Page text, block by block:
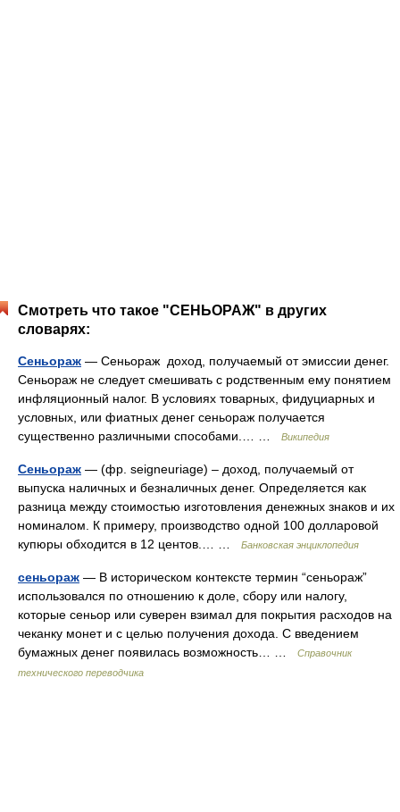
Смотреть что такое "СЕНЬОРАЖ" в других
словарях:
Сеньораж — Сеньораж доход, получаемый от эмиссии денег.
Сеньораж не следует смешивать с родственным ему понятием
инфляционный налог. В условиях товарных, фидуциарных и
условных, или фиатных денег сеньораж получается
существенно различными способами.… …
Википедия
Сеньораж — (фр. seigneuriage) – доход, получаемый от
выпуска наличных и безналичных денег. Определяется как
разница между стоимостью изготовления денежных знаков и их
номиналом. К примеру, производство одной 100 долларовой
купюры обходится в 12 центов.… …
Банковская энциклопедия
сеньораж — В историческом контексте термин “сеньораж”
использовался по отношению к доле, сбору или налогу,
которые сеньор или суверен взимал для покрытия расходов на
чеканку монет и с целью получения дохода. С введением
бумажных денег появилась возможность… …
Справочник
технического переводчика